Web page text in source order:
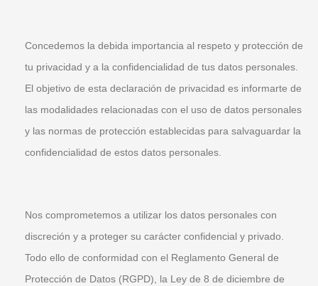
Concedemos la debida importancia al respeto y protección de
tu privacidad y a la confidencialidad de tus datos personales.
El objetivo de esta declaración de privacidad es informarte de
las modalidades relacionadas con el uso de datos personales
y las normas de protección establecidas para salvaguardar la
confidencialidad de estos datos personales.
Nos comprometemos a utilizar los datos personales con
discreción y a proteger su carácter confidencial y privado.
Todo ello de conformidad con el Reglamento General de
Protección de Datos (RGPD), la Ley de 8 de diciembre de